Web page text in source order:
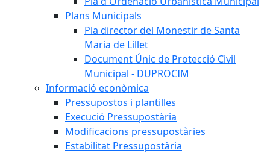
Plans Municipals
Pla director del Monestir de Santa
Maria de Lillet
Document Únic de Protecció Civil
Municipal - DUPROCIM
Informació econòmica
Pressupostos i plantilles
Execució Pressupostària
Modificacions pressupostàries
Estabilitat Pressupostària